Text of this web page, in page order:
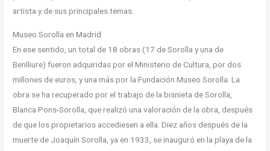
artista y de sus principales temas.
Museo Sorolla en Madrid
En ese sentido, un total de 18 obras (17 de Sorolla y una de
Benlliure) fueron adquiridas por el Ministerio de Cultura, por dos
millones de euros, y una más por la Fundación Museo Sorolla. La
obra se ha recuperado por el trabajo de la bisnieta de Sorolla,
Blanca Pons-Sorolla, que realizó una valoración de la obra, después
de que los propietarios accediesen a ella. Diez años después de la
muerte de Joaquín Sorolla, ya en 1933, se inauguró en la playa de la